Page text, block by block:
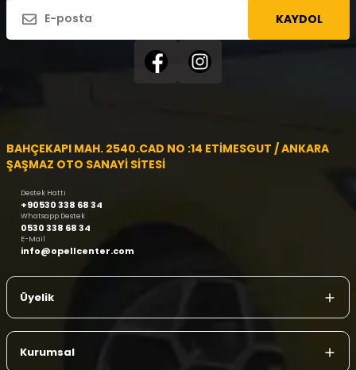
KAYDOL
BAHÇEKAPI MAH. 2540.CAD NO :14 ETİMESGUT / ANKARA
ŞAŞMAZ OTO SANAYİ SİTESİ
Destek Hattı
+90530 338 68 34
Whatsapp Destek
0530 338 68 34
E-Mail
info@opellcenter.com
Üyelik
Kurumsal